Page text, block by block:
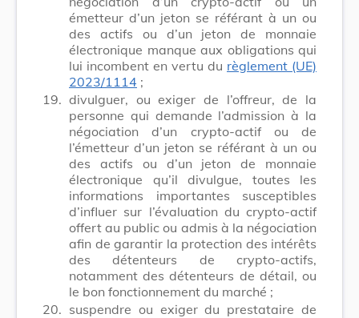
émetteur d’un jeton se référant à un ou
des actifs ou d’un jeton de monnaie
électronique manque aux obligations qui
lui incombent en vertu du règlement (UE)
2023/1114 ;
19. divulguer, ou exiger de l’offreur, de la
personne qui demande l’admission à la
négociation d’un crypto-actifou de
l’émetteur d’un jeton se référant à un ou
des actifs ou d’un jeton de monnaie
électronique qu’il divulgue, toutes les
informations importantes susceptibles
d’influer sur l’évaluation du crypto-actif
offert au public ou admis à la négociation
afin de garantir la protection des intérêts
des détenteurs de crypto-actifs,
notamment des détenteurs de détail, ou
le bon fonctionnement du marché ;
20. suspendre ou exiger du prestataire de